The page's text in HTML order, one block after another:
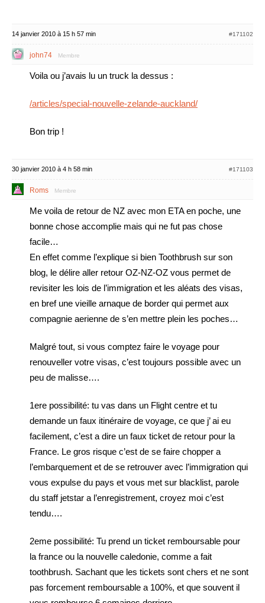
14 janvier 2010 à 15 h 57 min #171102
john74 Membre
Voila ou j’avais lu un truck la dessus :
/articles/special-nouvelle-zelande-auckland/
Bon trip !
30 janvier 2010 à 4 h 58 min #171103
Roms Membre
Me voila de retour de NZ avec mon ETA en poche, une
bonne chose accomplie mais qui ne fut pas chose
facile…
En effet comme l’explique si bien Toothbrush sur son
blog, le délire aller retour OZ-NZ-OZ vous permet de
revisiter les lois de l’immigration et les aléats des visas,
en bref une vieille arnaque de border qui permet aux
compagnie aerienne de s’en mettre plein les poches…
Malgré tout, si vous comptez faire le voyage pour
renouveller votre visas, c’est toujours possible avec un
peu de malisse….
1ere possibilité: tu vas dans un Flight centre et tu
demande un faux itinéraire de voyage, ce que j’ ai eu
facilement, c’est a dire un faux ticket de retour pour la
France. Le gros risque c’est de se faire chopper a
l’embarquement et de se retrouver avec l’immigration qui
vous expulse du pays et vous met sur blacklist, parole
du staff jetstar a l’enregistrement, croyez moi c’est
tendu….
2eme possibilité: Tu prend un ticket remboursable pour
la france ou la nouvelle caledonie, comme a fait
toothbrush. Sachant que les tickets sont chers et ne sont
pas forcement remboursable a 100%, et que souvent il